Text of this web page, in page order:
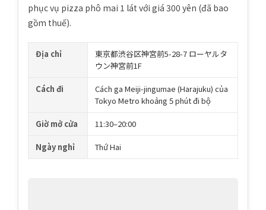
phục vụ pizza phô mai 1 lát với giá 300 yên (đã bao
gồm thuế).
Địa chỉ
東京都渋谷区神宮前5-28-7 ローヤルタ
ウン神宮前1F
Cách đi
Cách ga Meiji-jingumae (Harajuku) của
Tokyo Metro khoảng 5 phút đi bộ
Giờ mở cửa 11:30–20:00
Ngày nghỉ Thứ Hai